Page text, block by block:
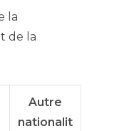
la
de la
Autre
nationalit